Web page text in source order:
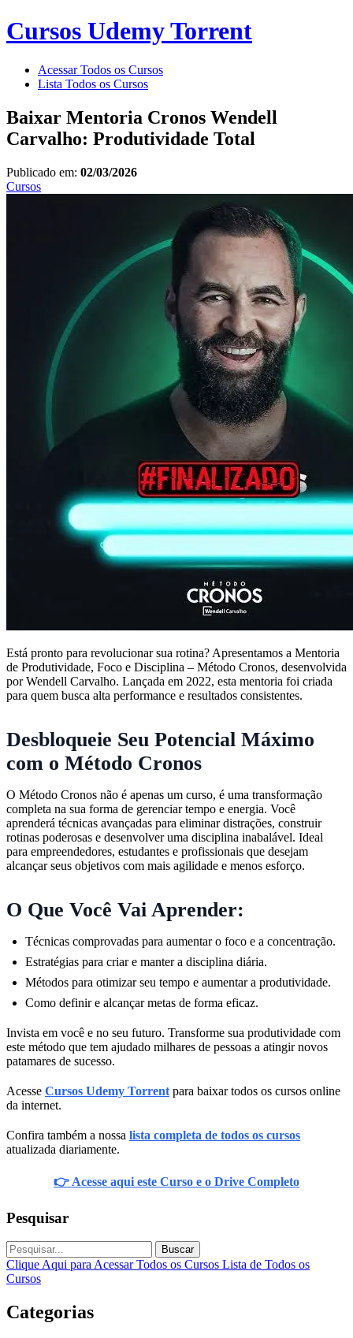
Cursos Udemy Torrent
Acessar Todos os Cursos
Lista Todos os Cursos
Baixar Mentoria Cronos Wendell
Carvalho: Produtividade Total
Publicado em: 02/03/2026
Cursos
Está pronto para revolucionar sua rotina? Apresentamos a Mentoria
de Produtividade, Foco e Disciplina – Método Cronos, desenvolvida
por Wendell Carvalho. Lançada em 2022, esta mentoria foi criada
para quem busca alta performance e resultados consistentes.
Desbloqueie Seu Potencial Máximo
com o Método Cronos
O Método Cronos não é apenas um curso, é uma transformação
completa na sua forma de gerenciar tempo e energia. Você
aprenderá técnicas avançadas para eliminar distrações, construir
rotinas poderosas e desenvolver uma disciplina inabalável. Ideal
para empreendedores, estudantes e profissionais que desejam
alcançar seus objetivos com mais agilidade e menos esforço.
O Que Você Vai Aprender:
Técnicas comprovadas para aumentar o foco e a concentração.
Estratégias para criar e manter a disciplina diária.
Métodos para otimizar seu tempo e aumentar a produtividade.
Como definir e alcançar metas de forma eficaz.
Invista em você e no seu futuro. Transforme sua produtividade com
este método que tem ajudado milhares de pessoas a atingir novos
patamares de sucesso.
Acesse Cursos Udemy Torrent para baixar todos os cursos online
da internet.
Confira também a nossa lista completa de todos os cursos
atualizada diariamente.
👉 Acesse aqui este Curso e o Drive Completo
Pesquisar
Buscar
Clique Aqui para Acessar Todos os Cursos Lista de Todos os
Cursos
Categorias